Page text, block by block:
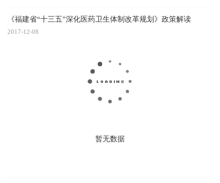
《福建省“十三五”深化医药卫生体制改革规划》政策解读
2017-12-08
暂无数据